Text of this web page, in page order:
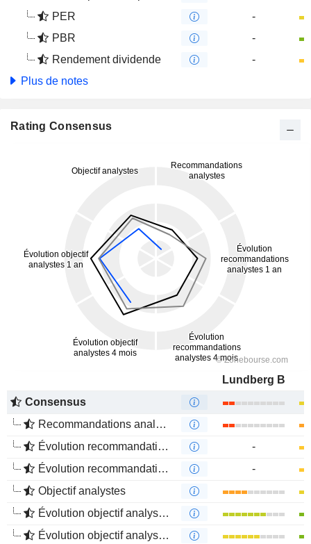
PER
-
PBR
-
Rendement dividende
-
Plus de notes
Rating Consensus
Lundberg B
Consensus
Recommandations analystes
Évolution recommandations analystes 1 an
-
Évolution recommandations analystes 4 mois
-
Objectif analystes
Évolution objectif analystes 1 an
Évolution objectif analystes 4 mois